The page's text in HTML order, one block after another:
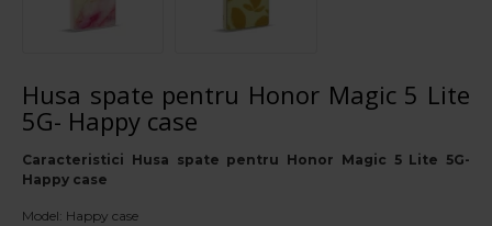
Husa spate pentru Honor Magic 5 Lite
5G- Happy case
Caracteristici Husa spate pentru Honor Magic 5 Lite 5G-
Happy case
Model: Happy case